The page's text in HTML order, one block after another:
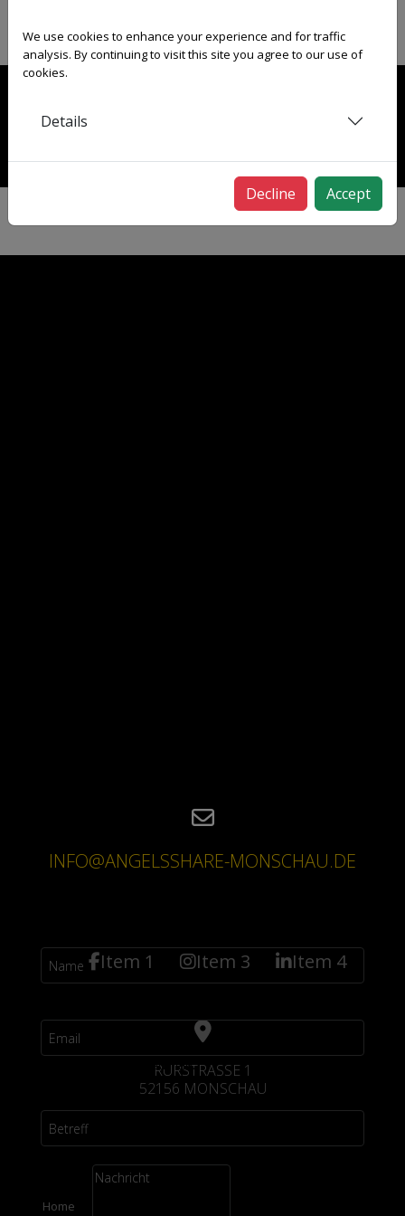
KONTAKTAUFNAHME
SCHREIBEN SIE UNS
Please fill the required field.
INFO@ANGELSSHARE-MONSCHAU.DE
Item 1 Item 3 Item 4
RURSTRASSE 1
52156 MONSCHAU
Home
We use cookies to enhance your experience and for traffic
analysis. By continuing to visit this site you agree to our use of
cookies.
Details
Decline Accept